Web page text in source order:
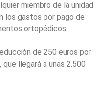
miembro de la unidad
los gastos por pago de
ortopédicos.
de 250 euros por
llegará a unas 2.500